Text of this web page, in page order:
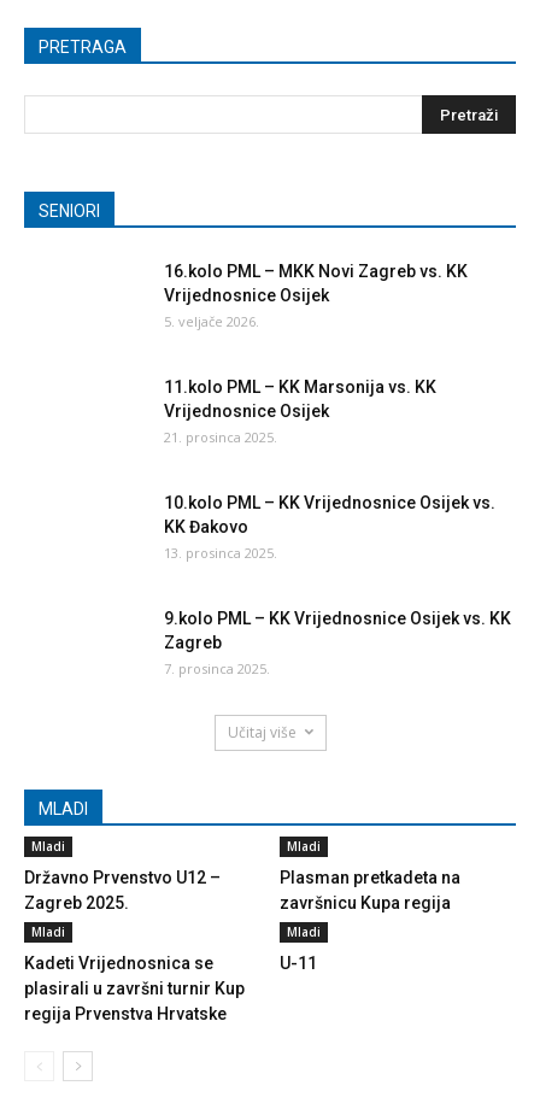
PRETRAGA
SENIORI
16.kolo PML – MKK Novi Zagreb vs. KK
Vrijednosnice Osijek
5. veljače 2026.
11.kolo PML – KK Marsonija vs. KK
Vrijednosnice Osijek
21. prosinca 2025.
10.kolo PML – KK Vrijednosnice Osijek vs.
KK Đakovo
13. prosinca 2025.
9.kolo PML – KK Vrijednosnice Osijek vs. KK
Zagreb
7. prosinca 2025.
Učitaj više
MLADI
Mladi
Državno Prvenstvo U12 –
Zagreb 2025.
Mladi
Plasman pretkadeta na
završnicu Kupa regija
Mladi
Kadeti Vrijednosnica se
plasirali u završni turnir Kup
regija Prvenstva Hrvatske
Mladi
U-11